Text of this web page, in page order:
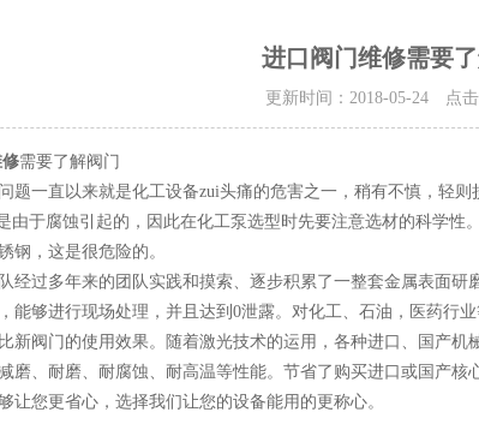
进口阀门维修需要
更新时间：2018-05-24 点击
需要了解阀门
一直以来就是化工设备zui头痛的危害之一，稍有不慎，轻则
由于腐蚀引起的，因此在化工泵选型时先要注意选材的科学性
钢，这是很危险的。
过多年来的团队实践和摸索、逐步积累了一整套金属表面研
能够进行现场处理，并且达到0泄露。对化工、石油，医药行
新阀门的使用效果。随着激光技术的运用，各种进口、国产
磨、耐磨、耐腐蚀、耐高温等性能。节省了购买进口或国产
让您更省心，选择我们让您的设备能用的更称心。